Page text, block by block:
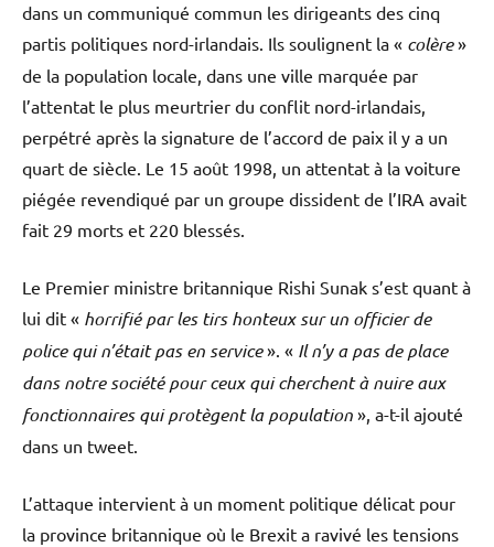
dans un communiqué commun les dirigeants des cinq
partis politiques nord-irlandais. Ils soulignent la « colère»
de la population locale, dans une ville marquée par
l’attentat le plus meurtrier du conflit nord-irlandais,
perpétré après la signature de l’accord de paix il y a un
quart de siècle. Le 15 août 1998, un attentat à la voiture
piégée revendiqué par un groupe dissident de l’IRA avait
fait 29 morts et 220 blessés.
Le Premier ministre britannique Rishi Sunak s’est quant à
lui dit « horrifié par les tirs honteux sur un officier de
police qui n’était pas en service». « Il n’y a pas de place
dans notre société pour ceux qui cherchent à nuire aux
fonctionnaires qui protègent la population », a-t-il ajouté
dans un tweet.
L’attaque intervient à un moment politique délicat pour
la province britannique où le Brexit a ravivé les tensions